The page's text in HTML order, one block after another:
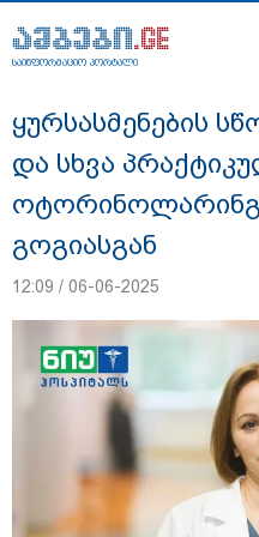
საინფორმაციო პორტალი
"ნატა ვიბლიანის
უახლოეს დღეებში
დაიდება პირველი
შედეგი და
საინფორმაციო პორტალი
ყურსასმენების
და სხვა
გოგიასგან
12:09 / 06-06-2025